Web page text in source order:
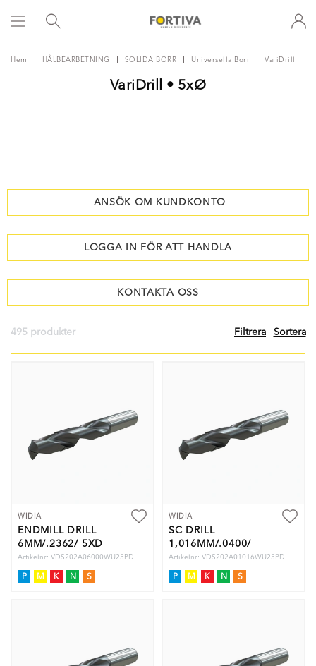
Hem HÅLBEARBETNING SOLIDA BORR Universella Borr VariDrill
VariDrill • 5xØ
ANSÖK OM KUNDKONTO
LOGGA IN FÖR ATT HANDLA
KONTAKTA OSS
495 produkter Filtrera Sortera
WIDIA
ENDMILL DRILL
6MM/.2362/ 5XD
Artikelnr: VDS202A06000WU25PD
P M K N S
WIDIA
SC DRILL
1,016MM/.0400/
5XD
Artikelnr: VDS202A01016WU25PD
P M K N S